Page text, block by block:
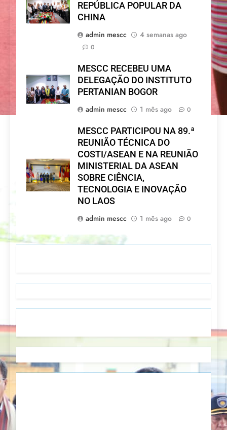
REPÚBLICA POPULAR DA
CHINA
admin mescc
4 semanas ago
0
MESCC RECEBEU UMA
DELEGAÇÃO DO INSTITUTO
PERTANIAN BOGOR
admin mescc
1 mês ago 0
MESCC PARTICIPOU NA 89.ª
REUNIÃO TÉCNICA DO
COSTI/ASEAN E NA REUNIÃO
MINISTERIAL DA ASEAN
SOBRE CIÊNCIA,
TECNOLOGIA E INOVAÇÃO
NO LAOS
admin mescc
1 mês ago 0